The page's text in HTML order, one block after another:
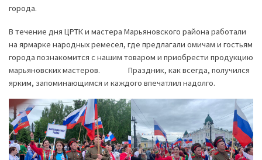
города.
В течение дня ЦРТК и мастера Марьяновского района работали
на ярмарке народных ремесел, где предлагали омичам и гостьям
города познакомится с нашим товаром и приобрести продукцию
марьяновских мастеров. Праздник, как всегда, получился
ярким, запоминающимся и каждого впечатлил надолго.